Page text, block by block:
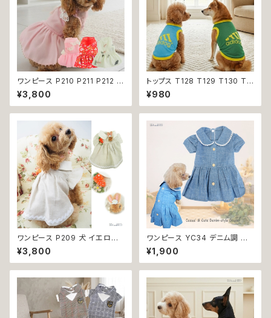
ワンピース P210 P211 P212 犬
イエロー ピンク ホワイト レッド
レモン 蝶 フラワー 猫 ペット 服
犬服 犬の服 犬洋服 犬の洋服
洋服 dog ドッグウェア ドッグウ
エア 女の子 小型犬 おしゃれ か
わいい 可愛い 透け感 コットン
返品交換不可
¥3,800
トップス T128 T129 T130 T1
31 T132 Ｔシャツ 1-7号 小型
犬用 スポーティー カジュアル
メッシュ ノースリーブ ブルー グ
ッグウェア dog 犬 猫 ペット 服
犬服 猫服 犬の服 猫の服 オシャ
レ 小型犬 返品交換不可
¥980
ワンピース P209 犬 イエロー
ナチュラル 猫 ペット 服 犬服 犬
の服 犬洋服 犬の洋服 洋服 猫
服 猫の服 猫洋服 猫の洋服 do
の子 小型犬 おしゃれ かわいい
可愛い 透け感 コットン 返品交
換不可
¥3,800
ワンピース YC34 デニム調 紺
レース シンプル 女の子 春 夏
犬 犬服 小型 猫 服 洋服 ペット
dog ドッグウェア おしゃれ かわ
¥1,900